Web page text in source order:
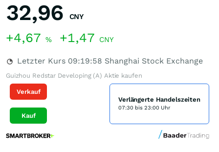
32,96 CNY
+4,67 % +1,47 CNY
Letzter Kurs 09:19:58 Shanghai Stock Exchange
Guizhou Redstar Developing (A) Aktie kaufen
Verkauf
Kauf
Verlängerte Handelszeiten
07:30 bis 23:00 Uhr